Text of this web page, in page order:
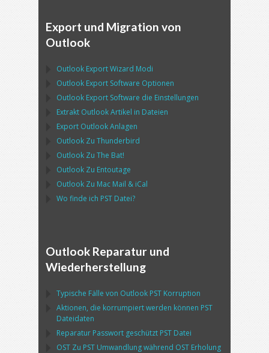
Export und Migration von
Outlook
Outlook Export Wizard Modi
Outlook Export Software Optionen
Outlook Export Software die Einstellungen
Extrakt OutlookArtikel in Dateien
Export OutlookAnlagen
Outlook Zu Thunderbird
Outlook Zu The Bat!
Outlook Zu Entoutage
Outlook Zu Mac Mail & iCal
Wo finde ich PST Datei?
Outlook Reparatur und
Wiederherstellung
Typische Fälle von Outlook PST Korruption
Aktionen, die korrumpiert werden können PST
Dateidaten
Reparatur Passwort geschützt PST Datei
OST Zu PST Umwandlung während OST Erholung